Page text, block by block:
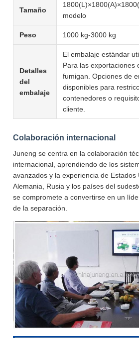
Tamaño
modelo
Peso 1000 kg-3000 kg
Detalles
del
embalaje
El embalaje estándar
Para las exportaciones
fumigan. Opciones de
disponibles para
contenedores o
cliente.
Colaboración internacional
Juneng se centra en la colaboración
internacional, aprendiendo de los
avanzados y la experiencia de Estados
Alemania, Rusia y los países del
se compromete a convertirse en un
de la separación.